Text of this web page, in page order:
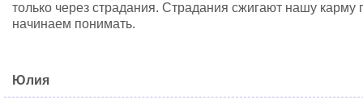
только через страдания. Страдания сжигают нашу
начинаем понимать.
Юлия